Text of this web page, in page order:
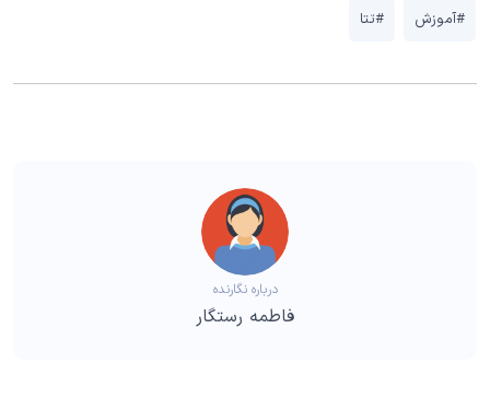
#آموزش #تتا
درباره نگارنده
فاطمه رستگار